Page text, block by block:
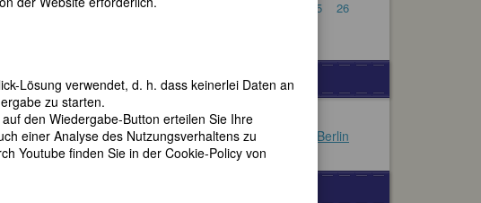
25
26
VERSCHIEDENES
Orientalische Shishas
Schönes Ferienapartment in Berlin
Lösung verwendet, d. h. dass keinerlei Daten an
zu starten.
den Wiedergabe-Button erteilen Sie Ihre
einer Analyse des Nutzungsverhaltens zu
Youtube finden Sie in der Cookie-Policy von